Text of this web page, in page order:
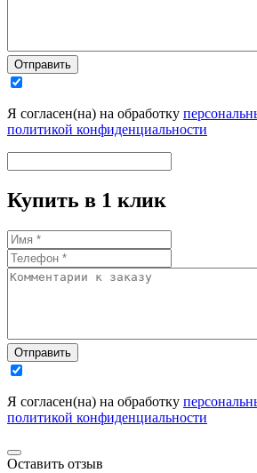
Отправить
Я согласен(на) на обработку
политикой конфиденциальности
Купить в 1 клик
Отправить
Я согласен(на) на обработку
политикой конфиденциальности
Оставить отзыв